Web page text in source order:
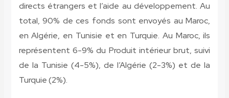
directs étrangers et l’aide au développement. Au
total, 90% de ces fonds sont envoyés au Maroc,
en Algérie, en Tunisie et en Turquie. Au Maroc, ils
représentent 6-9% du Produit intérieur brut, suivi
de la Tunisie (4-5%), de l’Algérie (2-3%) et de la
Turquie (2%).